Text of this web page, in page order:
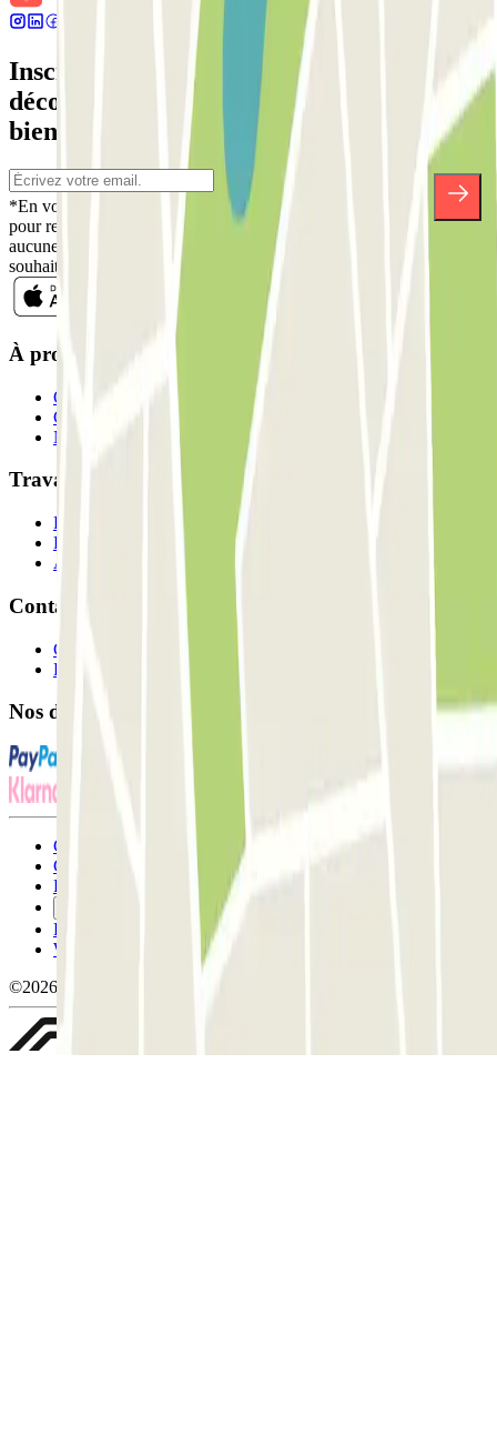
Inscrivez-vous à notre newsletter et
découvrez des réductions, des concours et
bien d'autres surprises.
*En vous inscrivant, vous acceptez notre politique de confidentialité
pour recevoir des communications commerciales de Parclick. Sans
aucune obligation, vous pouvez vous désinscrire quand vous le
souhaitez dans la même newsletter.
À propos de Parclick
Qui sommes-nous ?
Comment ça marche?
Nos parkings
Travaillons ensemble?
Professionnels
Fournisseur de parking
Affiliés
Contact
Contactez-nous
FAQ
Nos différents modes de paiement:
Conditions générales d'utilisation et contrat
Conditions d'annulation
Politique relative aux cookies
Politique de confidentialité
Whistleblowing
©2026 Parclick. Tous droits réservés